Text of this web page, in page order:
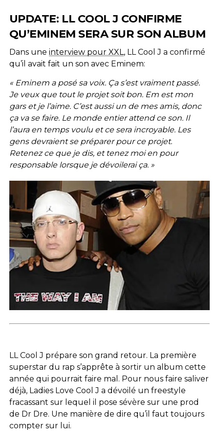
UPDATE: LL COOL J CONFIRME
QU’EMINEM SERA SUR SON ALBUM
Dans une interview pour XXL, LL Cool J a confirmé
qu’il avait fait un son avec Eminem:
« Eminem a posé sa voix. Ça s’est vraiment passé.
Je veux que tout le projet soit bon. Em est mon
gars et je l’aime. C’est aussi un de mes amis, donc
ça va se faire. Le monde entier attend ce son. Il
l’aura en temps voulu et ce sera incroyable. Les
gens devraient se préparer pour ce projet.
Retenez ce que je dis, et tenez moi en pour
responsable lorsque je dévoilerai ça. »
LL Cool J prépare son grand retour. La première
superstar du rap s’apprête à sortir un album cette
année qui pourrait faire mal. Pour nous faire saliver
déjà, Ladies Love Cool J a dévoilé un freestyle
fracassant sur lequel il pose sévère sur une prod
de Dr Dre. Une manière de dire qu’il faut toujours
compter sur lui.